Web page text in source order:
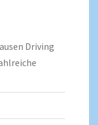
Driving